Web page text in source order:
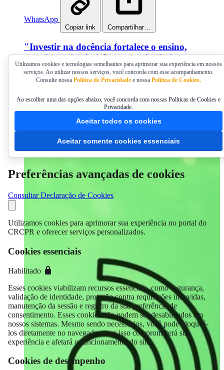
WhatsApp
Copiar link Compartilhar…
"Investir na docência fortalece o ensino,
valoriza as instituições e contribui diretamente
para o desenvolvimento da profissão", afirmou
o coordenador da Comissão CRCPR
Docentes de Ciências Contábeis ganham Escola Técnica
inédita voltada à atuação educacional
Utilizamos cookies e tecnologias semelhantes para aprimorar sua experiência em nossos
serviços. Ao utilizar nossos serviços, você concorda com esse acompanhamento.
Consulte nossa Política de Privacidade e nossa Política de Cookies.
Ao escolher uma das opções abaixo, você concorda com nossas Políticas de Cookies e
Privacidade.
Aceitar todos os cookies
Aceitar somente cookies essenciais
Preferências avançadas de cookies
Consultar Declaração de Cookies
Utilizamos cookies para aprimorar sua experiência no portal do
CRCPR e oferecer serviços personalizados.
Cookies essenciais
Habilitado
Esses cookies viabilizam recursos essenciais, como segurança,
validação de identidade, proteção contra requisições indevidas,
manutenção da sessão e registro da sua preferência de
consentimento. Esses cookies não podem ser desabilitados em
nossos sistemas. Mesmo sendo necessários, você pode bloqueá-
los diretamente no navegador, mas isso comprometerá sua
experiência e afetará o funcionamento do site.
Cookies de desempenho